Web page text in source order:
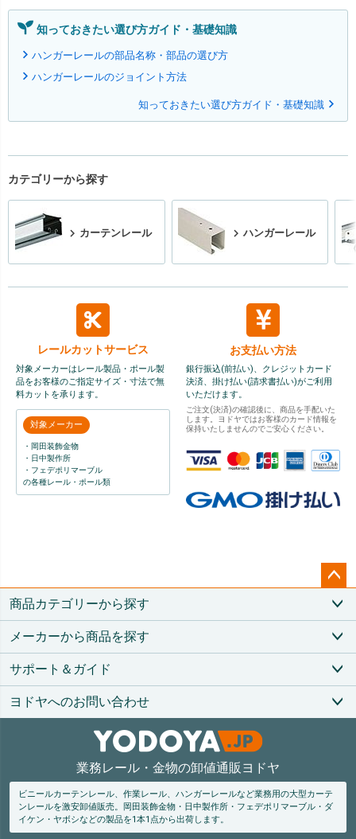
知っておきたい選び方ガイド・基礎知識
ハンガーレールの部品名称・部品の選び方
ハンガーレールのジョイント方法
知っておきたい選び方ガイド・基礎知識
カテゴリーから探す
カーテンレール ハンガーレール
レールカットサービス
対象メーカーはレール製品・ポール製
品をお客様のご指定サイズ・寸法で無
料カットを承ります。
対象メーカー
・岡田装飾金物
・日中製作所
・フェデポリマーブル
の各種レール・ポール類
お支払い方法
銀行振込(前払い)、クレジットカード
決済、掛け払い(請求書払い)がご利用
いただけます。
ご注文(決済)の確認後に、商品を手配いた
します。ヨドヤではお客様のカード情報を
保持いたしませんのでご安心ください。
ペー
ップ
商品カテゴリーから探す
メーカーから商品を探す
サポート＆ガイド
ヨドヤへのお問い合わせ
業務レール・金物の卸値通販ヨドヤ
ビニールカーテンレール、作業レール、ハンガーレールなど業務用の大型カーテ
ンレールを激安卸値販売。
岡田装飾金物・日中製作所・フェデポリマーブル・ダ
イケン・ヤボシなどの製品を1本1点から出荷します。